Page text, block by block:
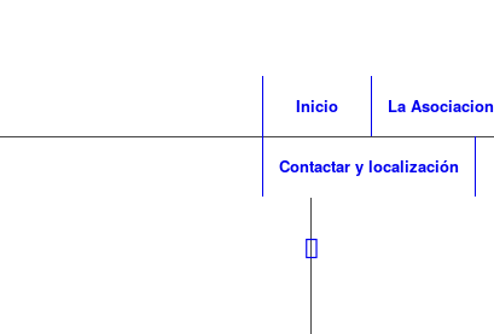
Inicio La Asociacion
Contactar y localización